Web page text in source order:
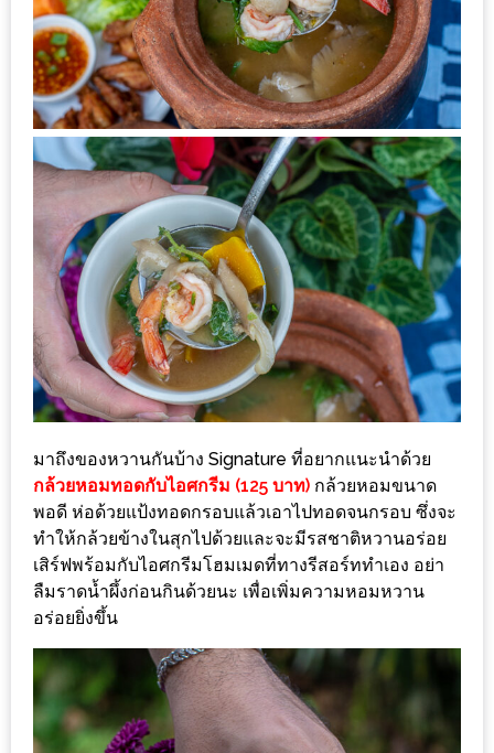
หนาว
นัก
ใช่
ไหม?
แวะ
ไป
ผิง
ไฟ
อุ่นๆ
ปิ้ง
มาร์ช
เมล
โล่
พร้อม
และ
ช้อป
ที่
เดียว
ครบ
ที่
LEO
PRESENTS
มาถึงของหวานกันบ้าง Signature ที่อยากแนะนำด้วย
กล้วยหอมทอดกับไอศกรีม (125 บาท) กล้วยหอมขนาด
พอดี ห่อด้วยแป้งทอดกรอบแล้วเอาไปทอดจนกรอบ ซึ่งจะ
ทำให้กล้วยข้างในสุกไปด้วยและจะมีรสชาติหวานอร่อย
เสิร์ฟพร้อมกับไอศกรีมโฮมเมดที่ทางรีสอร์ททำเอง อย่า
ลืมราดน้ำผึ้งก่อนกินด้วยนะ เพื่อเพิ่มความหอมหวาน
อร่อยยิ่งขึ้น